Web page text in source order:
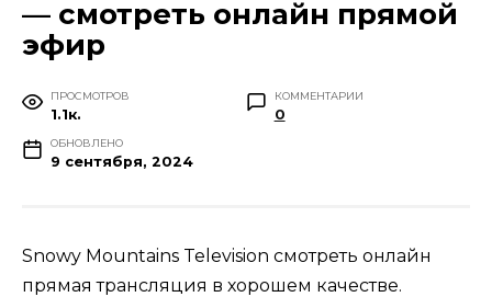
— смотреть онлайн прямой
эфир
ПРОСМОТРОВ
1.1к.
КОММЕНТАРИИ
0
ОБНОВЛЕНО
9 сентября, 2024
Snowy Mountains Television смотреть онлайн
прямая трансляция в хорошем качестве.